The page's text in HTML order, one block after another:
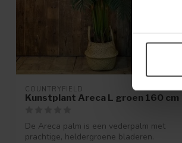
COUNTRYFIELD
Kunstplant Areca L groen 160 cm
De Areca palm is een vederpalm met
prachtige, heldergroene bladeren.